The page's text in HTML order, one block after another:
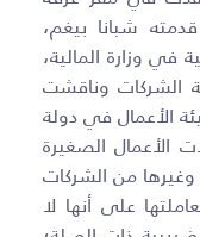
شبانا بيغم،
في وزارة المالية،
الشركات وناقشت
الأعمال في دولة
الأعمال الصغيرة
من الشركات
على أنها لا